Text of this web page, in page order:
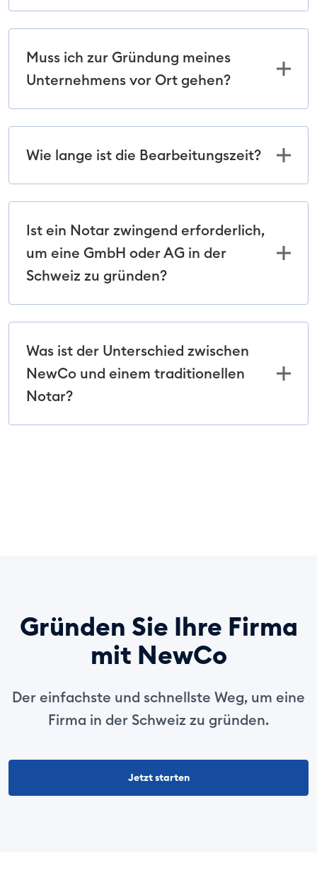
Muss ich zur Gründung meines
Unternehmens vor Ort gehen?
Wie lange ist die Bearbeitungszeit?
Ist ein Notar zwingend erforderlich,
um eine GmbH oder AG in der
Schweiz zu gründen?
Was ist der Unterschied zwischen
NewCo und einem traditionellen
Notar?
Gründen Sie Ihre Firma
mit NewCo
Der einfachste und schnellste Weg, um eine
Firma in der Schweiz zu gründen.
Jetzt starten